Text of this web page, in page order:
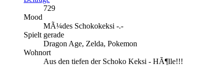
729
Mood
MÃ¼des Schokokeksi -.-
Spielt gerade
Dragon Age, Zelda, Pokemon
Wohnort
Aus den tiefen der Schoko Keksi - HÃ¶lle!!!